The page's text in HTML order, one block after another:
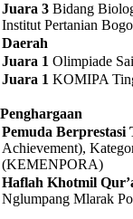
Juara 3 Bidang
Institut Pertanian
Daerah
Juara 1 Olimpiade
Juara 1 KOMIPA
Penghargaan
Pemuda
Achievement),
(KEMENPORA)
Haflah Khotmil
Nglumpang Mlarak